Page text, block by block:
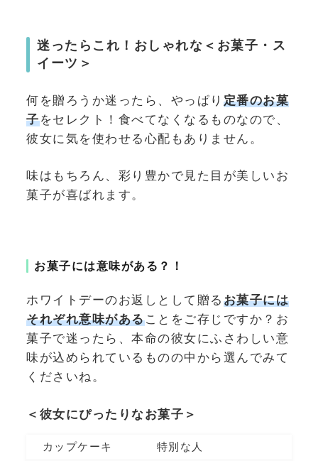
迷ったらこれ！おしゃれな＜お菓子・ス
イーツ＞
何を贈ろうか迷ったら、やっぱり 定番のお菓
子をセレクト！食べてなくなるものなので、
彼女に気を使わせる心配もありません。
味はもちろん、彩り豊かで見た目が美しいお
菓子が喜ばれます。
お菓子には意味がある？！
ホワイトデーのお返しとして贈る お菓子には
それぞれ意味があることをご存じですか？お
菓子で迷ったら、本命の彼女にふさわしい意
味が込められているものの中から選んでみて
くださいね。
＜彼女にぴったりなお菓子＞
カップケーキ
特別な人